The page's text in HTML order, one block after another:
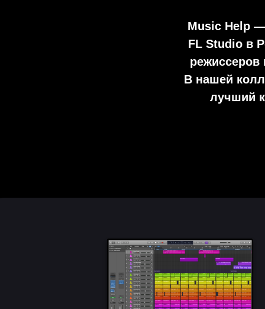
Music Help
FL Studioв
В нашей
лучший